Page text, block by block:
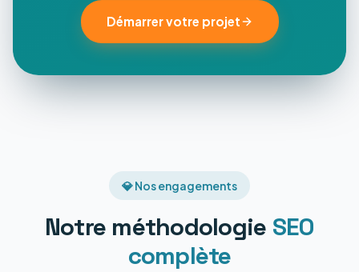
Démarrer votre projet
💎 Nos engagements
Notre méthodologie SEO
complète